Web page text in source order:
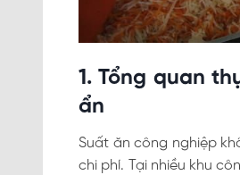
1. Tổng quan
ẩn
Suất ăn công nghiệp
chi phí. Tại nhiều khu